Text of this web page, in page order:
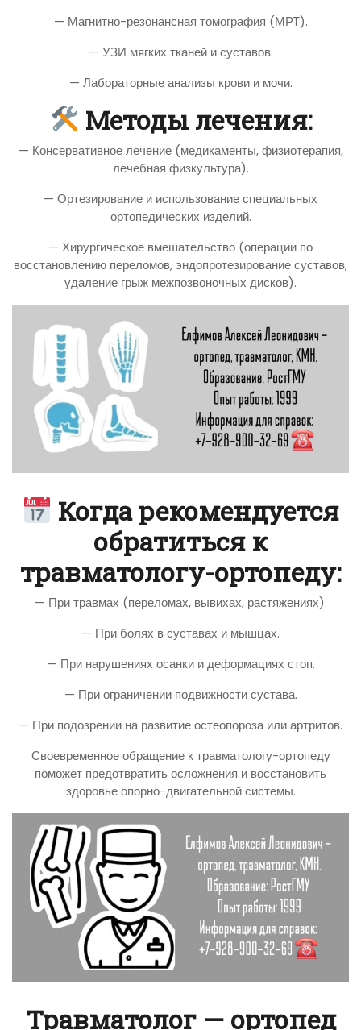
— Магнитно-резонансная томография (МРТ).
— УЗИ мягких тканей и суставов.
— Лабораторные анализы крови и мочи.
Методы лечения:
— Консервативное лечение (медикаменты, физиотерапия,
лечебная физкультура).
— Ортезирование и использование специальных
ортопедических изделий.
— Хирургическое вмешательство (операции по
восстановлению переломов, эндопротезирование суставов,
удаление грыж межпозвоночных дисков).
Когда рекомендуется
обратиться к
травматологу-ортопеду:
— При травмах (переломах, вывихах, растяжениях).
— При болях в суставах и мышцах.
— При нарушениях осанки и деформациях стоп.
— При ограничении подвижности сустава.
— При подозрении на развитие остеопороза или артритов.
Своевременное обращение к травматологу-ортопеду
поможет предотвратить осложнения и восстановить
здоровье опорно-двигательной системы.
Травматолог — ортопед